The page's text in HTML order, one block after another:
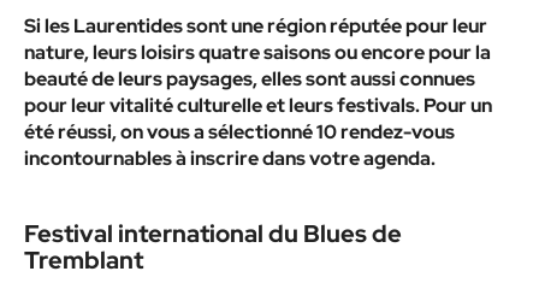
Si les Laurentides sont une région réputée pour leur
nature, leurs loisirs quatre saisons ou encore pour la
beauté de leurs paysages, elles sont aussi connues
pour leur vitalité culturelle et leurs festivals. Pour un
été réussi, on vous a sélectionné 10 rendez-vous
incontournables à inscrire dans votre agenda.
Festival international du Blues de
Tremblant